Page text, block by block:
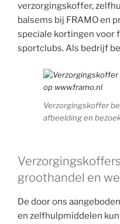
verzorgingskoffer,
balsems bij FRAMO en
speciale kortingen voor
sportclubs. Als bedrijf
Verzorgingskoffer
afbeelding en
groothandel en
De door ons
en zelfhulpmiddelen